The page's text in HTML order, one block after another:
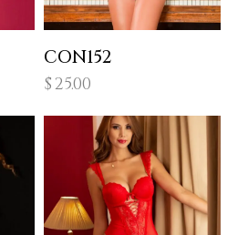
CON152
$25.00